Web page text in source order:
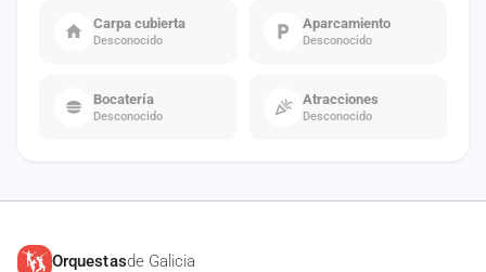
Carpa cubierta
Desconocido
Aparcamiento
Desconocido
Bocatería
Desconocido
Atracciones
Desconocido
Orquestasde Galicia